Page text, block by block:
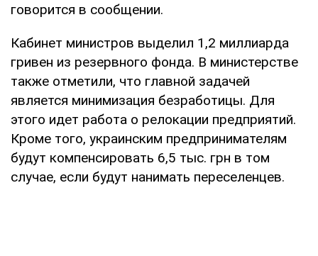
говорится в сообщении.
Кабинет министров выделил 1,2 миллиарда
гривен из резервного фонда. В министерстве
также отметили, что главной задачей
является минимизация безработицы. Для
этого идет работа о релокации предприятий.
Кроме того, украинским предпринимателям
будут компенсировать 6,5 тыс. грн в том
случае, если будут нанимать переселенцев.